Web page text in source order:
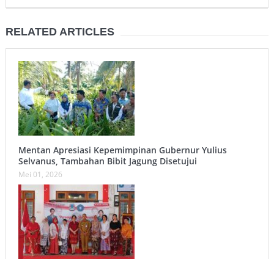
RELATED ARTICLES
Mentan Apresiasi Kepemimpinan Gubernur Yulius
Selvanus, Tambahan Bibit Jagung Disetujui
Mei 01, 2026